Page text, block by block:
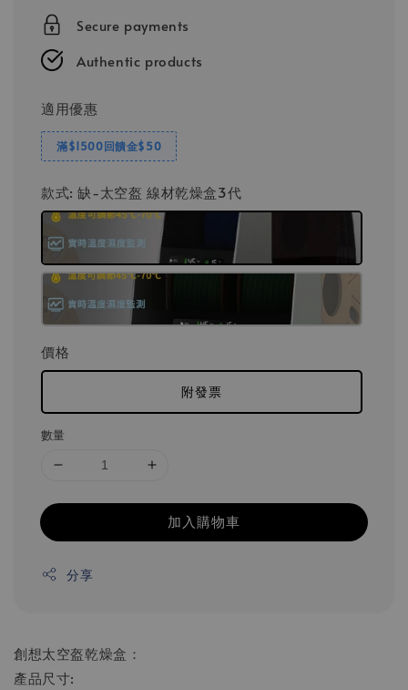
Secure payments
Authentic products
適用優惠
滿$1500回饋金$50
款式: 缺-太空盔 線材乾燥盒3代
價格
附發票
數量
加入購物車
分享
創想太空盔乾燥盒：
產品尺寸: